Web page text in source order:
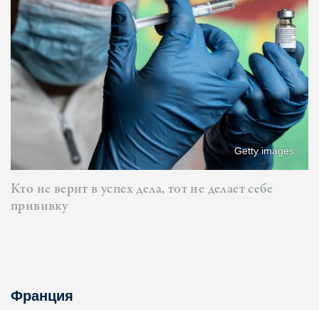
Getty images
Кто не верит в успех дела, тот не делает себе
прививку
Франция